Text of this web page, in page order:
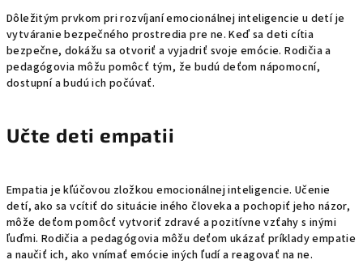
Dôležitým prvkom pri rozvíjaní emocionálnej inteligencie u detí je
vytváranie bezpečného prostredia pre ne. Keď sa deti cítia
bezpečne, dokážu sa otvoriť a vyjadriť svoje emócie. Rodičia a
pedagógovia môžu pomôcť tým, že budú deťom nápomocní,
dostupní a budú ich počúvať.
Učte deti empatii
Empatia je kľúčovou zložkou emocionálnej inteligencie. Učenie
detí, ako sa vcítiť do situácie iného človeka a pochopiť jeho názor,
môže deťom pomôcť vytvoriť zdravé a pozitívne vzťahy s inými
ľuďmi. Rodičia a pedagógovia môžu deťom ukázať príklady empatie
a naučiť ich, ako vnímať emócie iných ľudí a reagovať na ne.